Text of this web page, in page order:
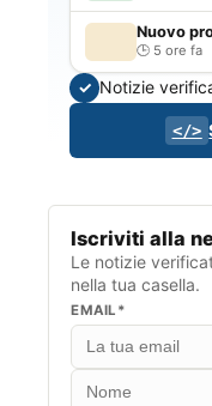
Nuovo
5 ore fa
✓ Notizie
</>
Iscriviti alla
Le notizie
nella tua casella.
EMAIL*